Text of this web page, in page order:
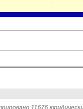
11676